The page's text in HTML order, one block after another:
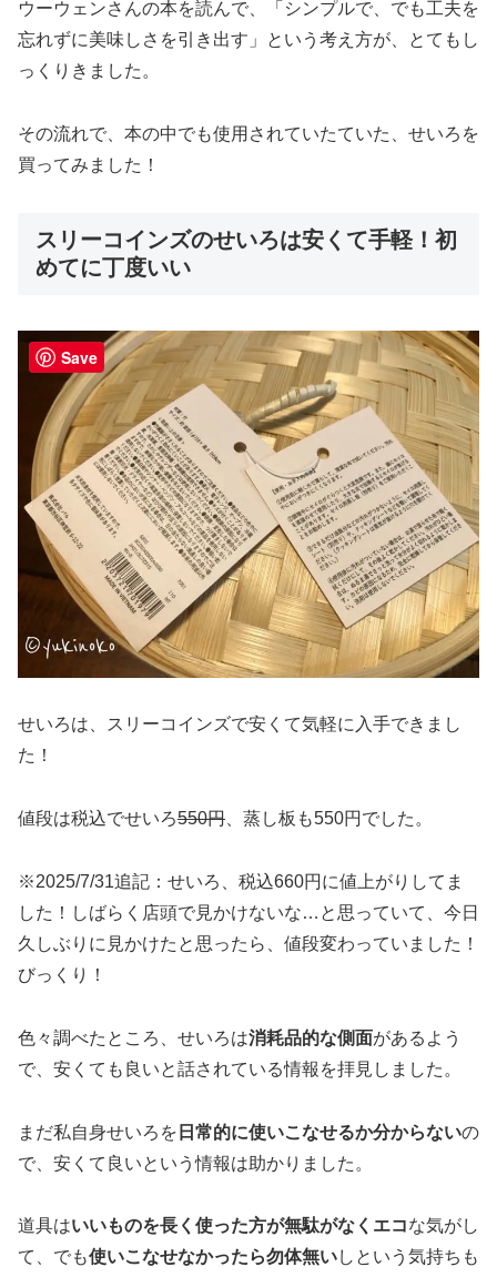
ウーウェンさんの本を読んで、「シンプルで、でも工夫を
忘れずに美味しさを引き出す」という考え方が、とてもし
っくりきました。
その流れで、本の中でも使用されていたていた、せいろを
買ってみました！
スリーコインズのせいろは安くて手軽！初
めてに丁度いい
せいろは、スリーコインズで安くて気軽に入手できまし
た！
値段は税込でせいろ550円 、蒸し板も550円でした。
※2025/7/31追記：せいろ、税込660円に値上がりしてま
した！しばらく店頭で見かけないな…と思っていて、今日
久しぶりに見かけたと思ったら、値段変わっていました！
びっくり！
色々調べたところ、せいろは消耗品的な側面があるよう
で、安くても良いと話されている情報を拝見しました。
まだ私自身せいろを 日常的に使いこなせるか分からないの
で、安くて良いという情報は助かりました。
道具はいいものを長く使った方が無駄がなくエコな気がし
て、でも使いこなせなかったら勿体無いしという気持ちも
Save